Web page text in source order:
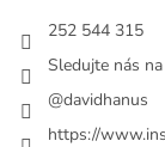
252 544 315
Sledujte nás
@davidhanus
https://